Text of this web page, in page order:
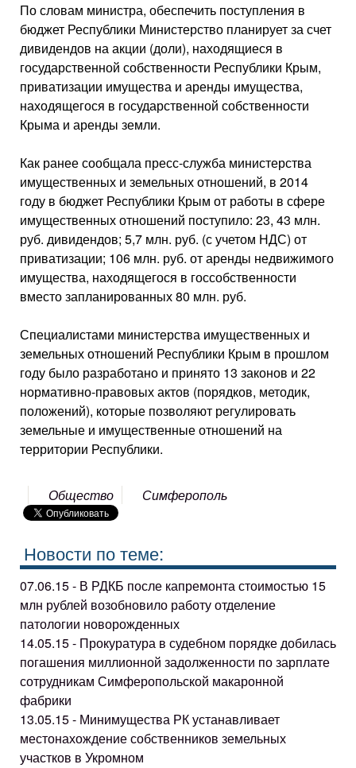
По словам министра, обеспечить поступления в
бюджет Республики Министерство планирует за счет
дивидендов на акции (доли), находящиеся в
государственной собственности Республики Крым,
приватизации имущества и аренды имущества,
находящегося в государственной собственности
Крыма и аренды земли.
Как ранее сообщала пресс-служба министерства
имущественных и земельных отношений, в 2014
году в бюджет Республики Крым от работы в сфере
имущественных отношений поступило: 23, 43 млн.
руб. дивидендов; 5,7 млн. руб. (с учетом НДС) от
приватизации; 106 млн. руб. от аренды недвижимого
имущества, находящегося в госсобственности
вместо запланированных 80 млн. руб.
Специалистами министерства имущественных и
земельных отношений Республики Крым в прошлом
году было разработано и принято 13 законов и 22
нормативно-правовых актов (порядков, методик,
положений), которые позволяют регулировать
земельные и имущественные отношений на
территории Республики.
Общество Симферополь
Новости по теме:
07.06.15 - В РДКБ после капремонта стоимостью 15
млн рублей возобновило работу отделение
патологии новорожденных
14.05.15 - Прокуратура в судебном порядке добилась
погашения миллионной задолженности по зарплате
сотрудникам Симферопольской макаронной
фабрики
13.05.15 - Минимущества РК устанавливает
местонахождение собственников земельных
участков в Укромном